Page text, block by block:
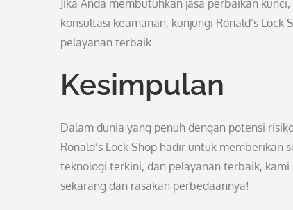
Jika Anda membutuhkan jasa perbaikan
konsultasi keamanan, kunjungi Ronald’s
pelayanan terbaik.
Kesimpulan
Dalam dunia yang penuh dengan potensi
Ronald’s Lock Shop hadir untuk
teknologi terkini, dan pelayanan terbaik,
sekarang dan rasakan perbedaannya!